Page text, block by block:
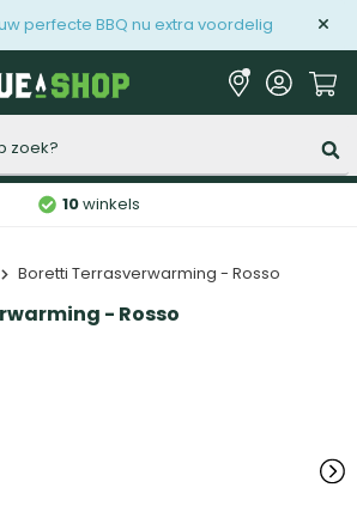
perfecte BBQ nu extra voordelig
10winkels
Boretti Terrasverwarming - Rosso
- Rosso